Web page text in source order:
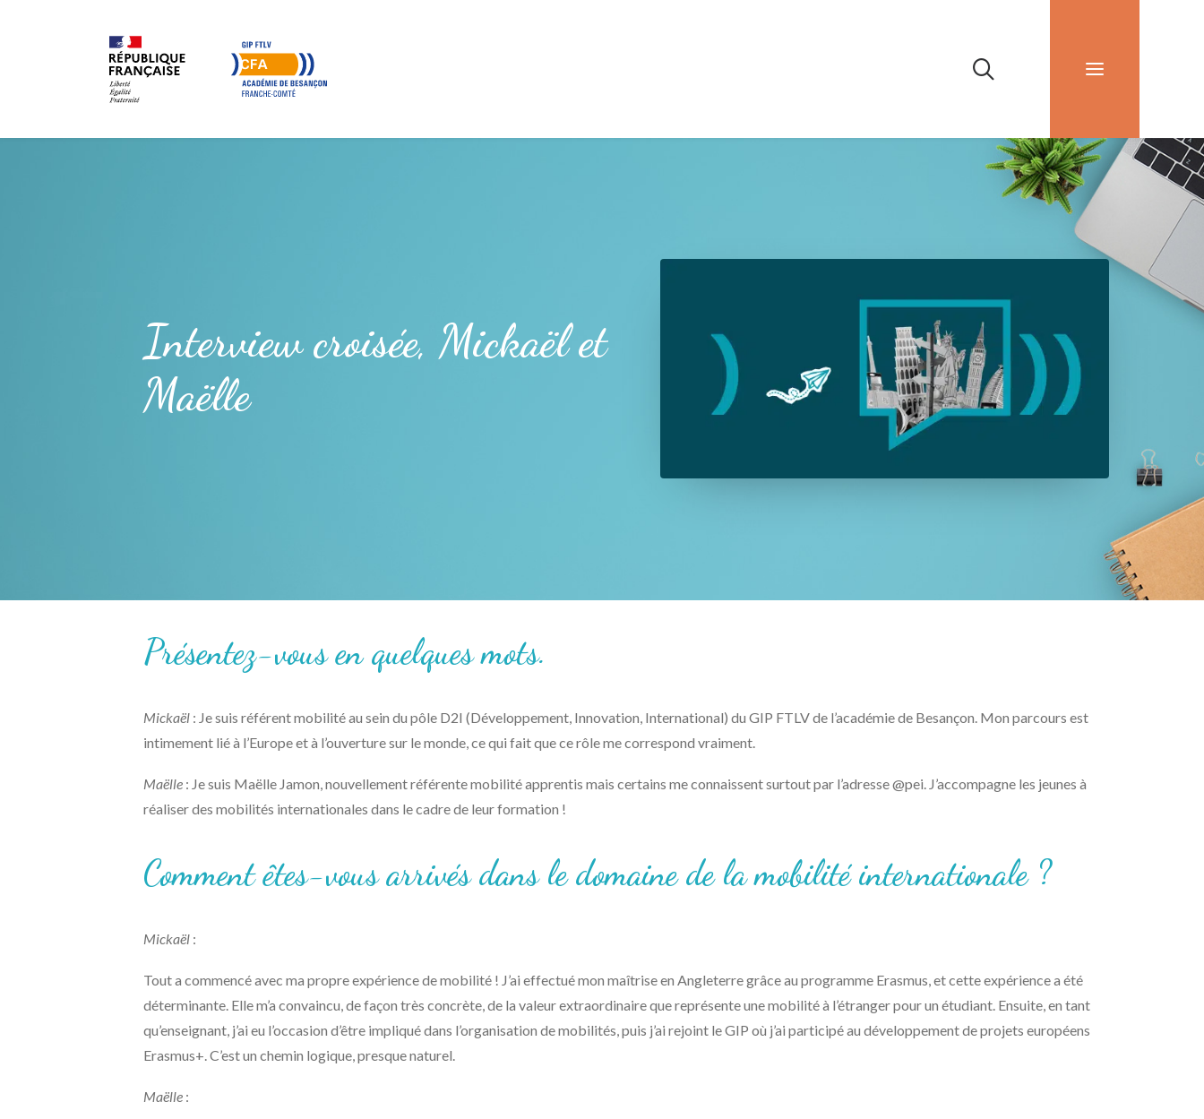
Interview croisée, Mickaël et
Maëlle
Présentez-vous en quelques mots.
Mickaël : Je suis référent mobilité au sein du pôle D2I (Développement, Innovation, International) du GIP FTLV de l’académie de Besançon. Mon parcours est
intimement lié à l’Europe et à l’ouverture sur le monde, ce qui fait que ce rôle me correspond vraiment.
Maëlle : Je suis Maëlle Jamon, nouvellement référente mobilité apprentis mais certains me connaissent surtout par l’adresse @pei. J’accompagne les jeunes à
réaliser des mobilités internationales dans le cadre de leur formation !
Comment êtes-vous arrivés dans le domaine de la mobilité internationale ?
Mickaël :
Tout a commencé avec ma propre expérience de mobilité ! J’ai effectué mon maîtrise en Angleterre grâce au programme Erasmus, et cette expérience a été
déterminante. Elle m’a convaincu, de façon très concrète, de la valeur extraordinaire que représente une mobilité à l’étranger pour un étudiant. Ensuite, en tant
qu’enseignant, j’ai eu l’occasion d’être impliqué dans l’organisation de mobilités, puis j’ai rejoint le GIP où j’ai participé au développement de projets européens
Erasmus+. C’est un chemin logique, presque naturel.
Maëlle :